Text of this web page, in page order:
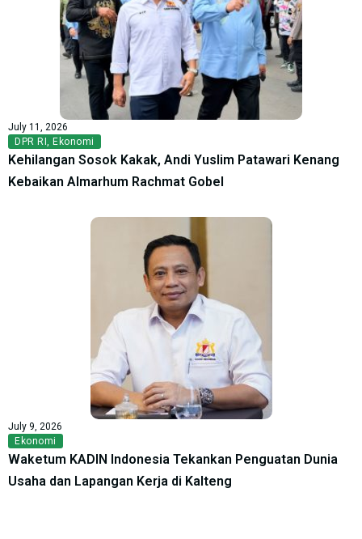
July 11, 2026
DPR RI, Ekonomi
Kehilangan Sosok Kakak, Andi Yuslim Patawari Kenang
Kebaikan Almarhum Rachmat Gobel
July 9, 2026
Ekonomi
Waketum KADIN Indonesia Tekankan Penguatan Dunia
Usaha dan Lapangan Kerja di Kalteng